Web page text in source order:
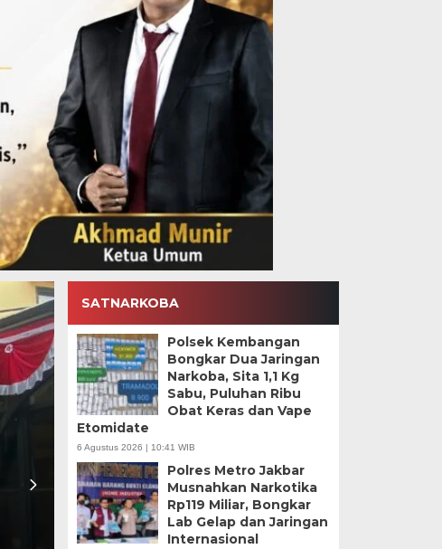
Polisi Usut Temuan
Sekolah Swasta
Kamis, 6 Agu 2026 - 17:39 WIB
SATNARKOBA
Polsek Kembangan
Bongkar Dua Jaringan
Narkoba, Sita 1,1 Kg
Sabu, Puluhan Ribu
Obat Keras dan Vape
Etomidate
6 Agustus 2026 | 10:41 WIB
Polres Metro Jakbar
Musnahkan Narkotika
Rp119 Miliar, Bongkar
Lab Gelap dan Jaringan
Internasional